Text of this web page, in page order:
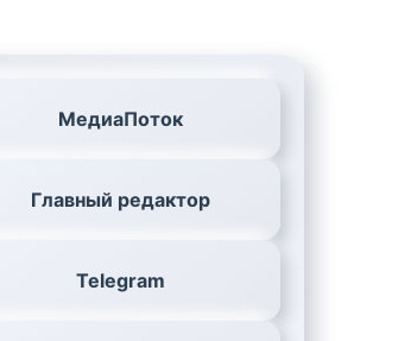
МедиаПоток
Главный редактор
Telegram